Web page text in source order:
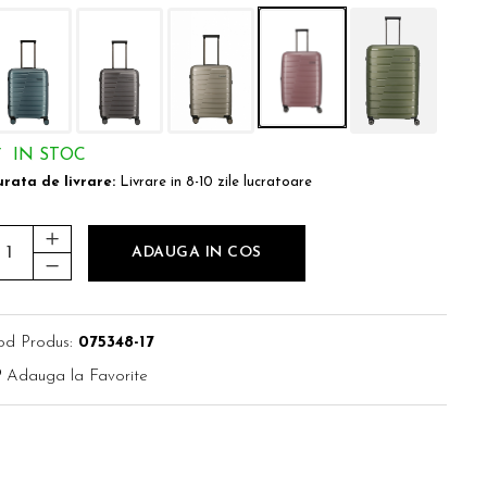
IN STOC
de livrare: Livrare in 8-10 zile lucratoare
ADAUGA IN COS
Produs: 075348-17
Adauga la Favorite